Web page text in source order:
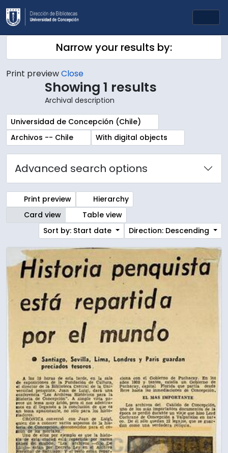
Skip to main content
Narrow your results by:
Print previewClose
Showing 1 results
Archival description
Remove filter:
Universidad de Concepción (Chile)
Remove filter:
Archivos -- Chile Remove filter:
With digital objects
Advanced search options
Print preview
Hierarchy
Card view
Table view
Sort by: Start date
Direction: Descending